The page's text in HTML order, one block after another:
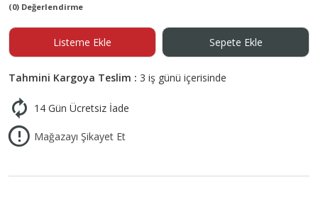
(0) Değerlendirme
Listeme Ekle Sepete Ekle
Tahmini Kargoya Teslim : 3 iş günü içerisinde
14 Gün Ücretsiz İade
Mağazayı Şikayet Et